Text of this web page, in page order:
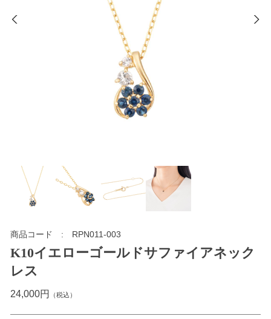
商品コード RPN011-003
K10イエローゴールドサファイアネック
レス
24,000円 （税込）